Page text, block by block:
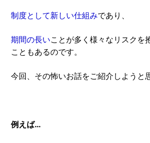
制度として新しい仕組みであり、
期間の長いことが多く様々なリスクを
こともあるのです。
今回、その怖いお話をご紹介しようと
例えば…